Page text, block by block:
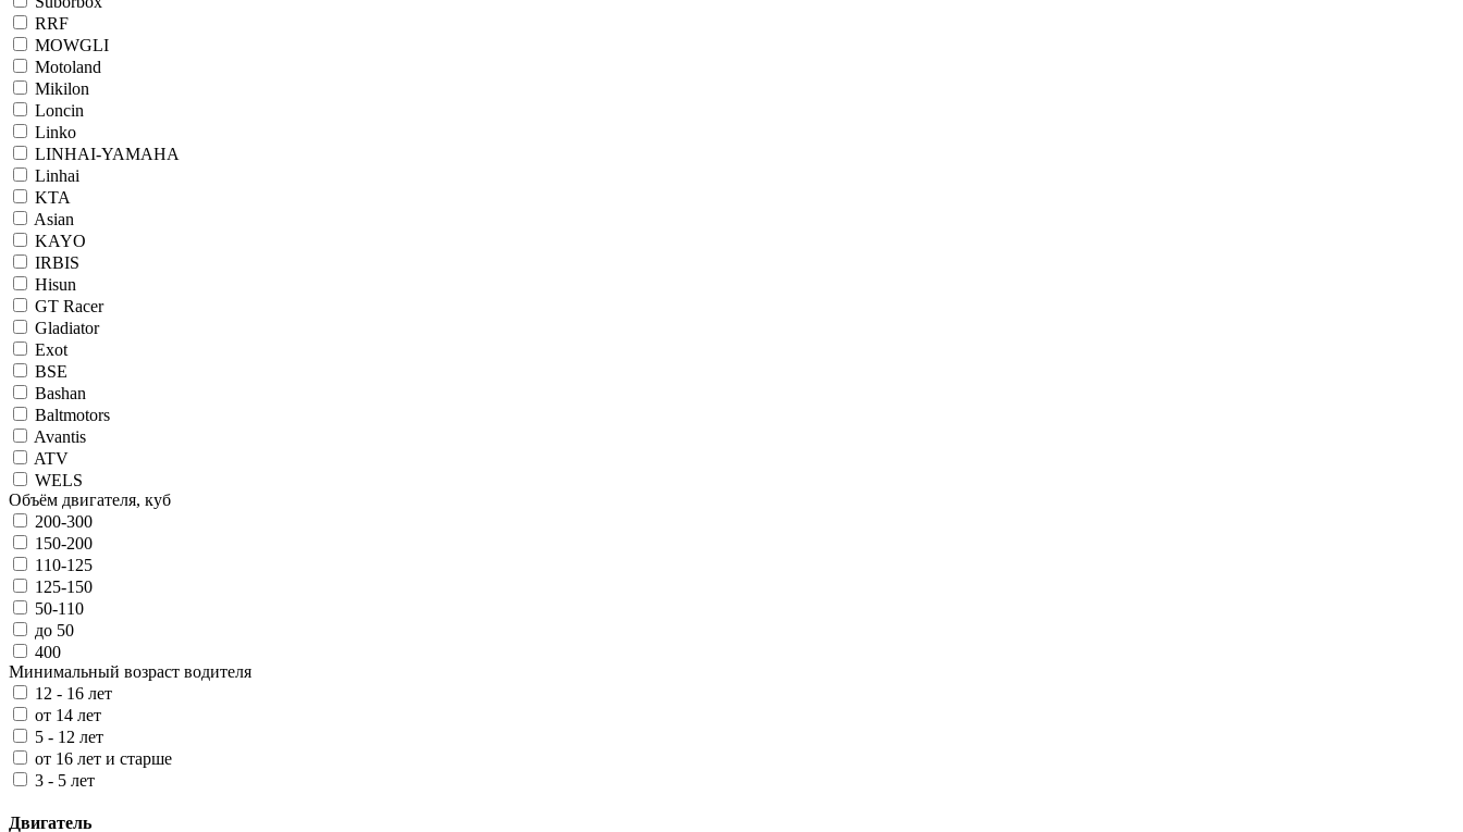
RRF
MOWGLI
Motoland
Mikilon
Loncin
Linko
LINHAI-YAMAHA
Linhai
KTA
Asian
KAYO
IRBIS
Hisun
GT Racer
Gladiator
Exot
BSE
Bashan
Baltmotors
Avantis
ATV
WELS
Объём двигателя, куб
200-300
150-200
110-125
125-150
50-110
до 50
400
Минимальный возраст водителя
12 - 16 лет
от 14 лет
5 - 12 лет
от 16 лет и старше
3 - 5 лет
Двигатель